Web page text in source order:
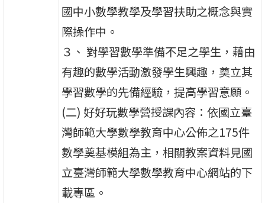
國中小數學教學及學習扶助之概念與實
際操作中。
３、 對學習數學準備不足之學生，藉由
有趣的數學活動激發學生興趣，奠立其
學習數學的先備經驗，提高學習意願。
(二) 好好玩數學營授課內容：依國立臺
灣師範大學數學教育中心公佈之175件
數學奠基模組為主，相關教案資料見國
立臺灣師範大學數學教育中心網站的下
載專區。